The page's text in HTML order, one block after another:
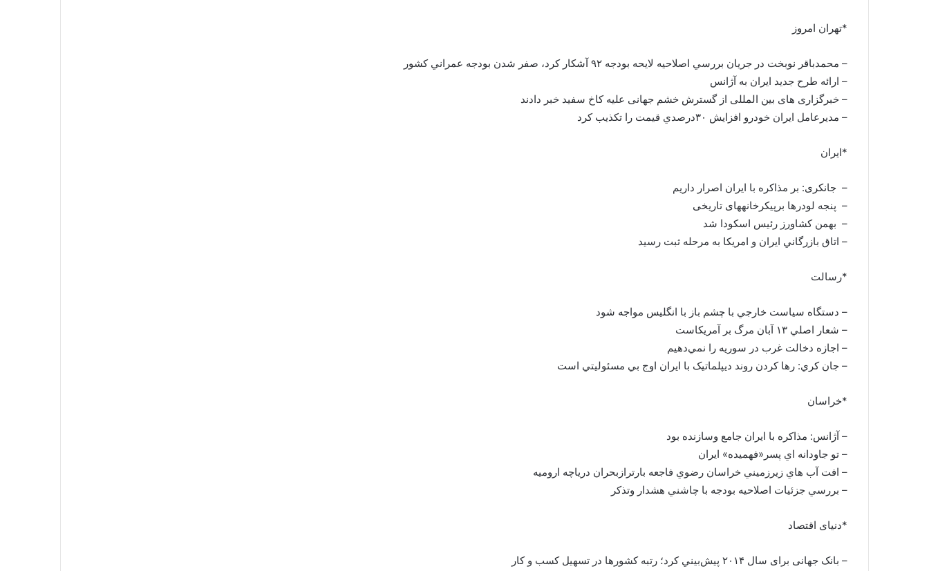
*تهران امروز
– محمدباقر نوبخت در جريان بررسي اصلاحيه لايحه بودجه ۹۲ آشكار كرد، صفر شدن بودجه عمراني كشور
– ارائه طرح جدید ایران به آژانس
– خبرگزاری های بین المللی از گسترش خشم جهانی علیه کاخ سفید خبر دادند
– مديرعامل ايران خودرو افزايش ۳۰درصدي قيمت را تكذيب كرد
*ایران
– جان‏کری: بر مذاکره با ایران اصرار داریم
– پنجه لودرها برپیکرخانه‏های تاریخی
– بهمن كشاورز رئيس اسكودا شد
– اتاق بازرگاني ايران و امريكا به مرحله ثبت رسید
*رسالت
– دستگاه سياست خارجي با چشم باز با انگليس مواجه شود
– شعار اصلي ۱۳ آبان مرگ بر آمريکاست
– اجازه دخالت غرب در سوريه را نمي‌دهيم
– جان کري: رها کردن روند ديپلماتيک با ايران اوج بي مسئوليتي است
*خراسان
– آژانس: مذاکره با ايران جامع وسازنده بود
– تو جاودانه اي پسر«فهميده» ايران
– افت آب هاي زيرزميني خراسان رضوي فاجعه بارترازبحران درياچه اروميه
– بررسي جزئيات اصلاحيه بودجه با چاشني هشدار وتذکر
*دنیای اقتصاد
– بانک جهانی برای سال ۲۰۱۴ پيش‌بيني كرد؛ رتبه کشورها در تسهیل کسب و کار